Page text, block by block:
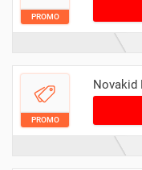
PROMO
PROMO
Novakid